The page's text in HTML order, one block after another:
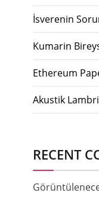
İsverenin
Kumarin
Ethereum
Akustik
RECENT